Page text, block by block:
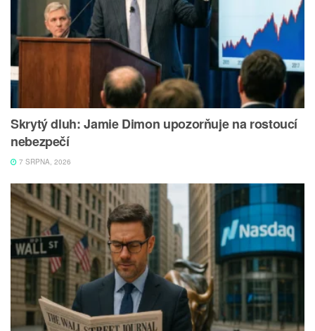
Skrytý dluh: Jamie Dimon upozorňuje na rostoucí
nebezpečí
7 SRPNA, 2026